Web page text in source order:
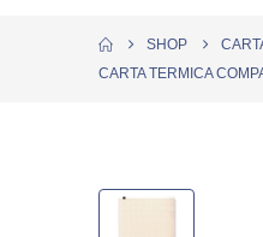
SHOP
CARTA TERMICA